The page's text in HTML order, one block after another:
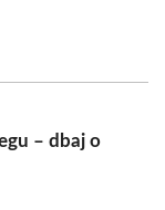
– dbaj o